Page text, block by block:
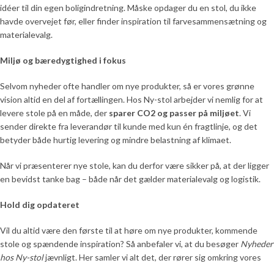
idéer til din egen boligindretning. Måske opdager du en stol, du ikke
havde overvejet før, eller finder inspiration til farvesammensætning og
materialevalg.
Miljø og bæredygtighed i fokus
Selvom nyheder ofte handler om nye produkter, så er vores grønne
vision altid en del af fortællingen. Hos Ny-stol arbejder vi nemlig for at
levere stole på en måde, der sparer CO2 og passer på miljøet. Vi
sender direkte fra leverandør til kunde med kun én fragtlinje, og det
betyder både hurtig levering og mindre belastning af klimaet.
Når vi præsenterer nye stole, kan du derfor være sikker på, at der ligger
en bevidst tanke bag – både når det gælder materialevalg og logistik.
Hold dig opdateret
Vil du altid være den første til at høre om nye produkter, kommende
stole og spændende inspiration? Så anbefaler vi, at du besøger Nyheder
hos Ny-stoljævnligt. Her samler vi alt det, der rører sig omkring vores